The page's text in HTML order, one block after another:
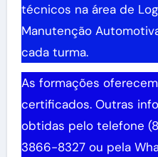
técnicos na área de
Manutenção
cada turma.
As formações
certificados. Outras
obtidas pelo telefone
3866-8327 ou pela